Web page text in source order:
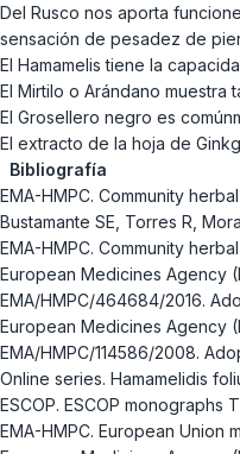
Del Rusco nos aporta
sensación de pesadez de
El Hamamelis tiene la
El Mirtilo o Arándano muestra
El Grosellero negro es
El extracto de la hoja de
Bibliografía
EMA-HMPC. Community
Bustamante SE, Torres R,
EMA-HMPC. Community
European Medicines Agency
EMA/HMPC/464684/2016.
European Medicines Agency
EMA/HMPC/114586/2008.
Online series. Hamamelidis
ESCOP. ESCOP monographs
EMA-HMPC. European Union